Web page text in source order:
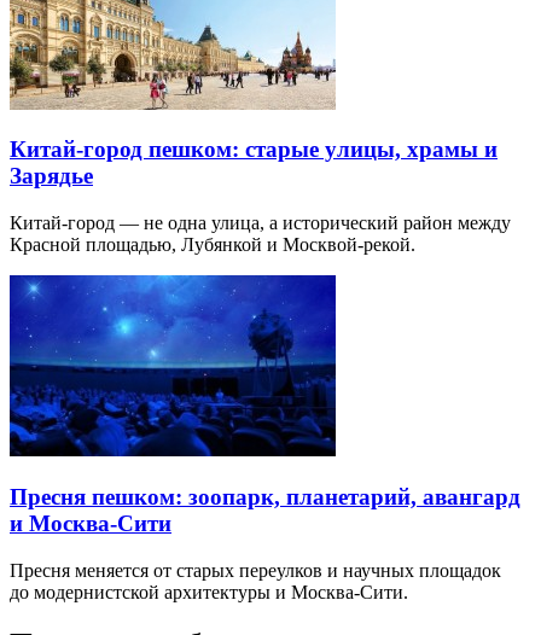
Китай-город пешком: старые улицы, храмы и
Зарядье
Китай-город — не одна улица, а исторический район между
Красной площадью, Лубянкой и Москвой-рекой.
Пресня пешком: зоопарк, планетарий, авангард
и Москва-Сити
Пресня меняется от старых переулков и научных площадок
до модернистской архитектуры и Москва-Сити.